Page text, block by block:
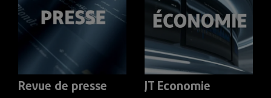
Revue de presse JT Economie